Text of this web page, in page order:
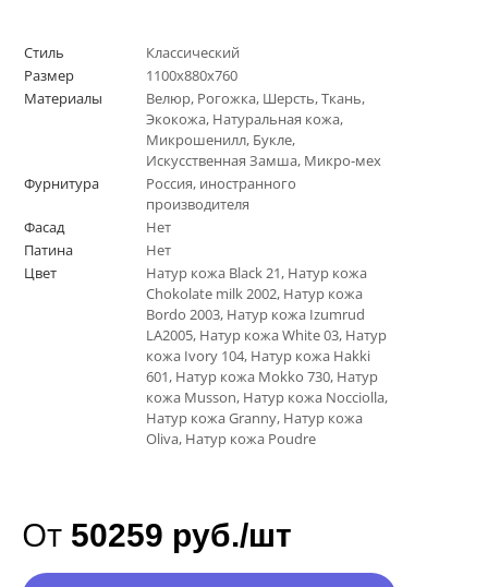
Стиль
Классический
Размер
1100х880х760
Материалы
Велюр, Рогожка, Шерсть, Ткань,
Экокожа, Натуральная кожа,
Микрошенилл, Букле,
Искусственная Замша, Микро-мех
Фурнитура
Россия, иностранного
производителя
Фасад
Нет
Патина
Нет
Цвет
Натур кожа Black 21, Натур кожа
Chokolate milk 2002, Натур кожа
Bordo 2003, Натур кожа Izumrud
LA2005, Натур кожа White 03, Натур
кожа Ivory 104, Натур кожа Hakki
601, Натур кожа Mokko 730, Натур
кожа Musson, Натур кожа Nocciolla,
Натур кожа Granny, Натур кожа
Oliva, Натур кожа Poudre
От 50259 руб./шт